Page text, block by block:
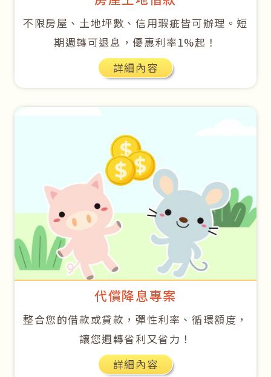
不限房屋、土地坪數、信用瑕疵皆可辦理。短
期週轉可退息，優惠利率1%起！
詳細內容
代償降息專案
整合您的借款或貸款，彈性利率、循環額度，
讓您週轉省利又省力！
詳細內容